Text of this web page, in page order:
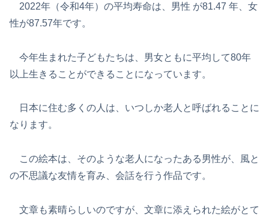
2022年（令和4年）の平均寿命は、男性 が81.47 年、女
性が87.57年です。
今年生まれた子どもたちは、男女ともに平均して80年
以上生きることができることになっています。
日本に住む多くの人は、いつしか老人と呼ばれることに
なります。
この絵本は、そのような老人になったある男性が、風と
の不思議な友情を育み、会話を行う作品です。
文章も素晴らしいのですが、文章に添えられた絵がとて